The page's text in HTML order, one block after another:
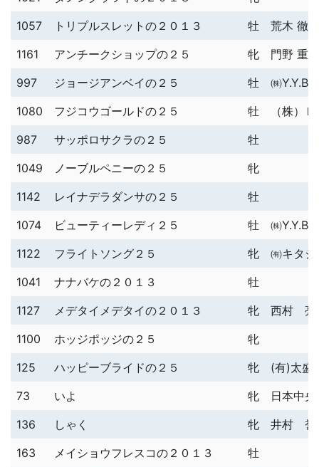
1057
トリプルスレットの２０１３ 牡
荒木 徹
1161
アンチークショップの２５ 牝
門野 重雄
997
ジョージアンベイの２５ 牡
㈱
1080
フジコウゴールドの２５ 牡
（株）
987
サッポロサクラの２５
牡
1049
ノーブルペニーの２５
牝
1142
レイナデラダンサの２５
牡
1074
ビューティーレディ２５ 牡
㈱
1122
フライトソング２５ 牝
㈲キタ
1041
ナナバケの２０１３
牡
1127
メデタイメデタイの２０１３ 牝
西村 亮
1100
ホッジポッジの２５
牝
125
ハッピーブライドの２５ 牝
(有)太盛
73
いよ 牝
日本中
136
しゃく 牝
井村 誉
163
メイショウフレスコの２０１３
牡